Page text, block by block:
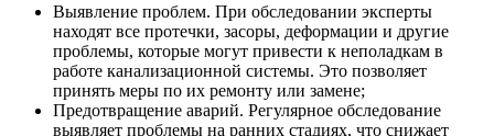
Выявление проблем. При обследовании эксперты
находят все протечки, засоры, деформации и другие
проблемы, которые могут привести к неполадкам в
работе канализационной системы. Это позволяет
принять меры по их ремонту или замене;
Предотвращение аварий. Регулярное обследование
выявляет проблемы на ранних стадиях, что снижает